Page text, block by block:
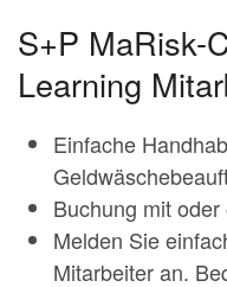
S+P MaRisk-
Learning
Einfache
Buchung mit
Melden Sie
Mitarbeiter an.